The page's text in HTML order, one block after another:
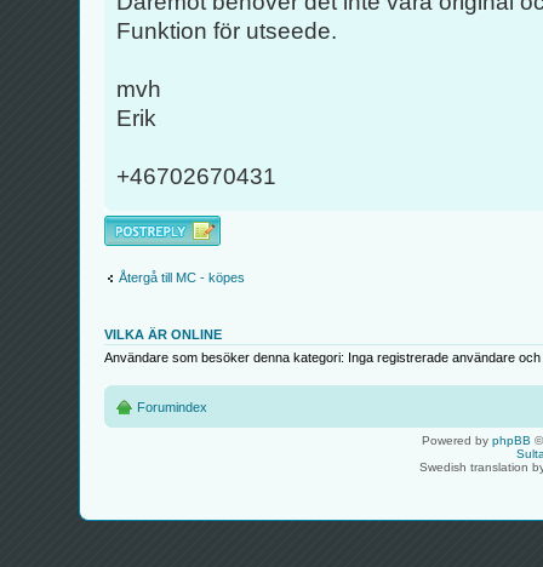
Funktion för utseede.
mvh
Erik
+46702670431
Besvara
Återgå till MC - köpes
VILKA ÄR ONLINE
Användare som besöker denna kategori: Inga registrerade användare
Forumindex
Powered by phpBB
Swedish translation